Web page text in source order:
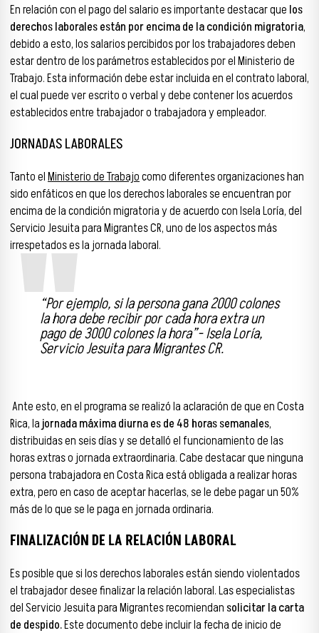
En relación con el pago del salario es importante destacar que los
derechos laborales están por encima de la condición migratoria,
debido a esto, los salarios percibidos por los trabajadores deben
estar dentro de los parámetros establecidos por el Ministerio de
Trabajo. Esta información debe estar incluida en el contrato laboral,
el cual puede ver escrito o verbal y debe contener los acuerdos
establecidos entre trabajador o trabajadora y empleador.
JORNADAS LABORALES
Tanto elMinisterio de Trabajocomo diferentes organizaciones han
sido enfáticos en que los derechos laborales se encuentran por
encima de la condición migratoria y de acuerdo con Isela Loría, del
Servicio Jesuita para Migrantes CR, uno de los aspectos más
irrespetados es la jornada laboral.
“Por ejemplo, si la persona gana 2000 colones
la hora debe recibir por cada hora extra un
pago de 3000 colones la hora”- Isela Loría,
Servicio Jesuita para Migrantes CR.
Ante esto, en el programa se realizó la aclaración de que en Costa
Rica, la jornada máxima diurna es de 48 horas semanales,
distribuidas en seis días y se detalló el funcionamiento de las
horas extras o jornada extraordinaria. Cabe destacar que ninguna
persona trabajadora en Costa Rica está obligada a realizar horas
extra, pero en caso de aceptar hacerlas, se le debe pagar un 50%
más de lo que se le paga en jornada ordinaria.
FINALIZACIÓN DE LA RELACIÓN LABORAL
Es posible que si los derechos laborales están siendo violentados
el trabajador desee finalizar la relación laboral. Las especialistas
del Servicio Jesuita para Migrantes recomiendansolicitar la carta
de despido.Este documento debe incluir la fecha de inicio de